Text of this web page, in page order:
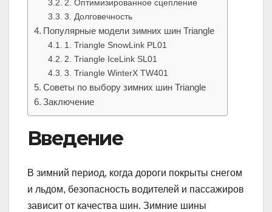
2. Оптимизированное сцепление
3. Долговечность
Популярные модели зимних шин Triangle
1. Triangle SnowLink PL01
2. Triangle IceLink SL01
3. Triangle WinterX TW401
Советы по выбору зимних шин Triangle
Заключение
Введение
В зимний период, когда дороги покрыты снегом
и льдом, безопасность водителей и пассажиров
зависит от качества шин. Зимние шины